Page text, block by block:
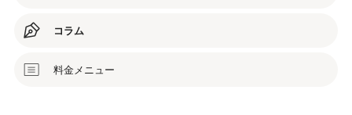
コラム
料金メニュー